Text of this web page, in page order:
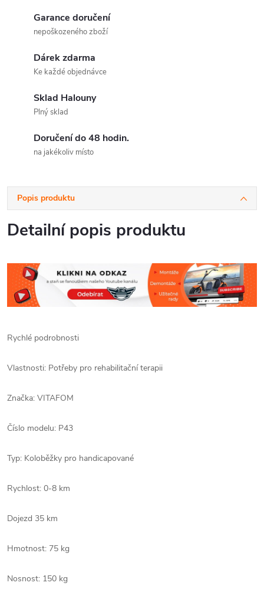
Garance doručení
nepoškozeného zboží
Dárek zdarma
Ke každé objednávce
Sklad Halouny
Plný sklad
Doručení do 48 hodin.
na jakékoliv místo
Popis produktu
Detailní popis produktu
Rychlé podrobnosti
Vlastnosti: Potřeby pro rehabilitační terapii
Značka: VITAFOM
Číslo modelu: P43
Typ: Koloběžky pro handicapované
Rychlost: 0-8 km
Dojezd 35 km
Hmotnost: 75 kg
Nosnost: 150 kg